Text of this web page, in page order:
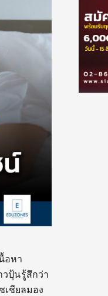
อหา
วปุ้นรู้สึกว่า
เชียลมอง